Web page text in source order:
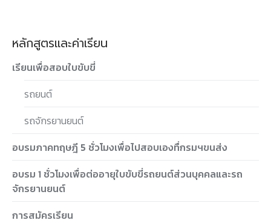
หลักสูตรและค่าเรียน
เรียนเพื่อสอบใบขับขี่
รถยนต์
รถจักรยานยนต์
อบรมภาคทฤษฎี 5 ชั่วโมงเพื่อไปสอบเองทื่กรมฯขนส่ง
อบรม 1 ชั่วโมงเพื่อต่ออายุใบขับขี่รถยนต์ส่วนบุคคลและรถ
จักรยานยนต์
การสมัครเรียน